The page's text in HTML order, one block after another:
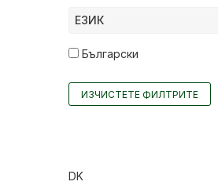
ЕЗИК
Български
ИЗЧИСТЕТЕ ФИЛТРИТЕ
DK